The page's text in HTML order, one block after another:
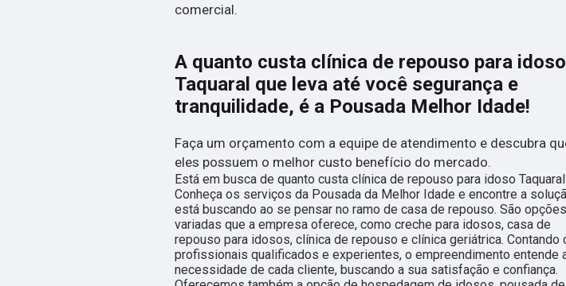
comercial.
A quanto custa clínica de repouso para idoso
Taquaral que leva até você segurança e
tranquilidade, é a Pousada Melhor Idade!
Faça um orçamento com a equipe de atendimento e descubra
eles possuem o melhor custo benefício do mercado.
Está em busca de quanto custa clínica de repouso para idoso
Conheça os serviços da Pousada da Melhor Idade e encontre a
está buscando ao se pensar no ramo de casa de repouso. São opções
variadas que a empresa oferece, como creche para idosos, casa de
repouso para idosos, clínica de repouso e clínica geriátrica. Contando
profissionais qualificados e experientes, o empreendimento entende
necessidade de cada cliente, buscando a sua satisfação e confiança.